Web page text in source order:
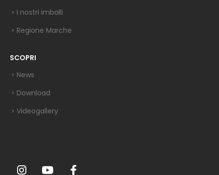
I nostri imballi
Regione Marche
SCOPRI
News
Download
Videogallery